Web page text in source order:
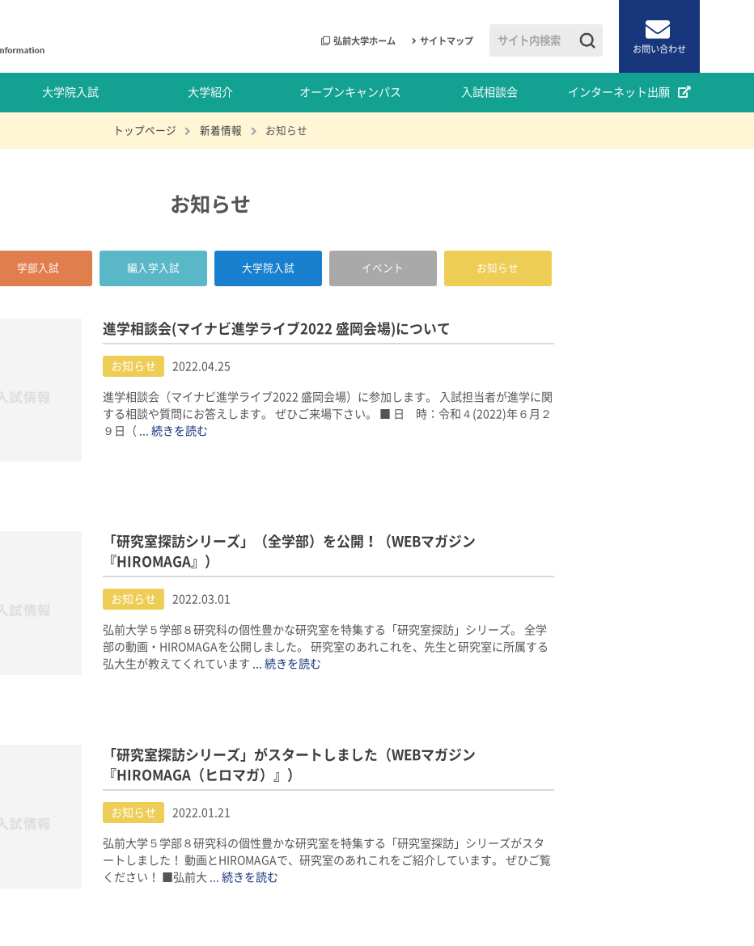
弘前大学ホーム
サイトマップ
お問い合わせ
大学院入試 大学紹介 オープンキャンパス 入試相談会 インターネット出願
トップページ 新着情報 お知らせ
お知らせ
学部入試 編入学入試 大学院入試 イベント お知らせ
進学相談会(マイナビ進学ライブ2022 盛岡会場)について
お知らせ 2022.04.25
進学相談会（マイナビ進学ライブ2022 盛岡会場）に参加します。 入試担当者が進学に関
する相談や質問にお答えします。 ぜひご来場下さい。 ■ 日 時：令和４(2022)年６月２
９日（
... 続きを読む
「研究室探訪シリーズ」（全学部）を公開！（WEBマガジン
『HIROMAGA』）
お知らせ 2022.03.01
弘前大学５学部８研究科の個性豊かな研究室を特集する「研究室探訪」シリーズ。 全学
部の動画・HIROMAGAを公開しました。 研究室のあれこれを、先生と研究室に所属する
弘大生が教えてくれています
... 続きを読む
「研究室探訪シリーズ」がスタートしました（WEBマガジン
『HIROMAGA（ヒロマガ）』）
お知らせ 2022.01.21
弘前大学５学部８研究科の個性豊かな研究室を特集する「研究室探訪」シリーズがスタ
ートしました！ 動画とHIROMAGAで、研究室のあれこれをご紹介しています。 ぜひご覧
ください！ ■弘前大
... 続きを読む